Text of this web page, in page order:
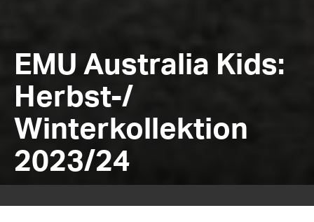
EMU Australia Kids:
Herbst-/
Winterkollektion
2023/24